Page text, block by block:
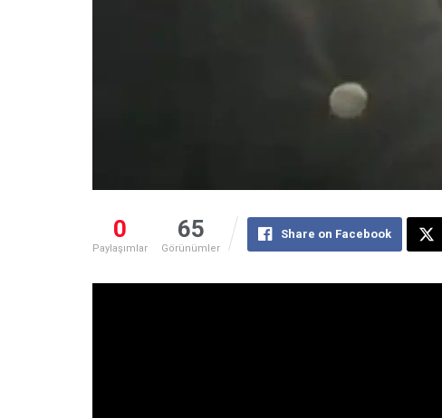
0
Paylaşımlar
65
Görünümler
Share on Facebook